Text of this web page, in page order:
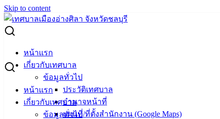
Skip to content
หน้าแรก
เกี่ยวกับเทศบาล
ข้อมูลทั่วไป
ประวัติเทศบาล
อำนาจหน้าที่
แผนที่/ที่ตั้งสำนักงาน (Google Maps)
หน้าแรก
เกี่ยวกับเทศบาล
ข้อมูลทั่วไป
Search for:
กิจกรรม Big Cleaning Day เพื่อปรับภูมิทัศน์ บริเวณถนนสุขุมวิท
คลองบางโปรง
กิจกรรม Big Cleaning Day เพื่อปรับภูมิ
ทัศน์ บริเวณถนนสุขุมวิท คลองบางโปรง